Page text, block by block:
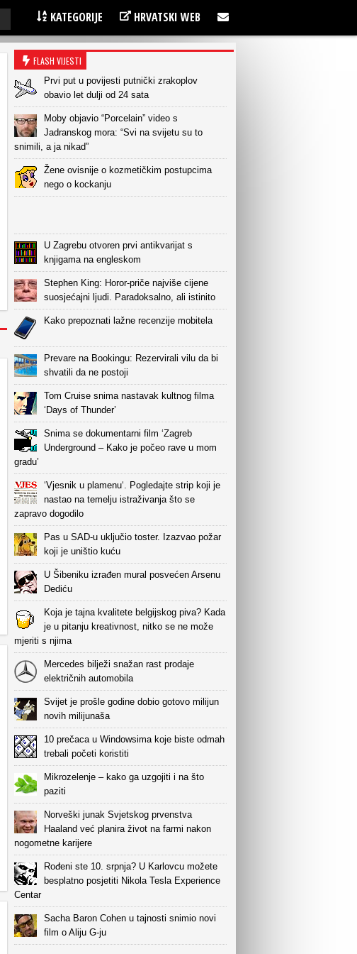
KATEGORIJE HRVATSKI WEB
FLASH VIJESTI
Prvi put u povijesti putnički zrakoplov
obavio let dulji od 24 sata
Moby objavio “Porcelain” video s
Jadranskog mora: “Svi na svijetu su to
snimili, a ja nikad”
Žene ovisnije o kozmetičkim postupcima
nego o kockanju
U Zagrebu otvoren prvi antikvarijat s
knjigama na engleskom
Stephen King: Horor-priče najviše cijene
suosjećajni ljudi. Paradoksalno, ali istinito
Kako prepoznati lažne recenzije mobitela
Prevare na Bookingu: Rezervirali vilu da bi
shvatili da ne postoji
Tom Cruise snima nastavak kultnog filma
‘Days of Thunder’
Snima se dokumentarni film ‘Zagreb
Underground – Kako je počeo rave u mom
gradu’
‘Vjesnik u plamenu‘. Pogledajte strip koji je
nastao na temelju istraživanja što se
zapravo dogodilo
Pas u SAD-u uključio toster. Izazvao požar
koji je uništio kuću
U Šibeniku izrađen mural posvećen Arsenu
Dediću
Koja je tajna kvalitete belgijskog piva? Kada
je u pitanju kreativnost, nitko se ne može
mjeriti s njima
Mercedes bilježi snažan rast prodaje
električnih automobila
Svijet je prošle godine dobio gotovo milijun
novih milijunaša
10 prečaca u Windowsima koje biste odmah
trebali početi koristiti
Mikrozelenje – kako ga uzgojiti i na što
paziti
Norveški junak Svjetskog prvenstva
Haaland već planira život na farmi nakon
nogometne karijere
Rođeni ste 10. srpnja? U Karlovcu možete
besplatno posjetiti Nikola Tesla Experience
Centar
Sacha Baron Cohen u tajnosti snimio novi
film o Aliju G-ju